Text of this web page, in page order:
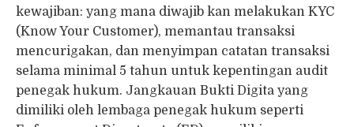
kewajiban: yang mana diwajib kan melakukan KYC
(Know Your Customer), memantau transaksi
mencurigakan, dan menyimpan catatan transaksi
selama minimal 5 tahun untuk kepentingan audit
penegak hukum. Jangkauan Bukti Digita yang
dimiliki oleh lembaga penegak hukum seperti